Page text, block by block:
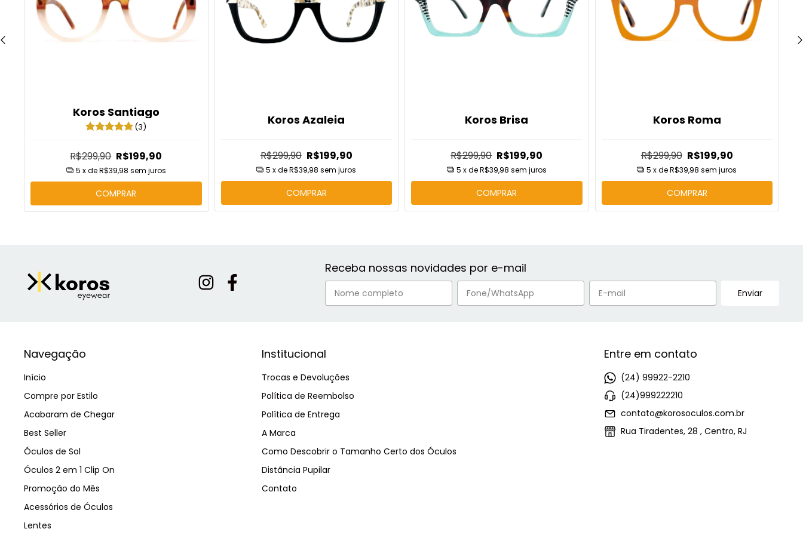
Koros Santiago
(3)
R$299,90 R$199,90
5 x deR$39,98 sem juros
COMPRAR
Koros Azaleia
R$299,90 R$199,90
5 x deR$39,98 sem juros
COMPRAR
Koros Brisa
R$299,90 R$199,90
5 x deR$39,98 sem juros
COMPRAR
Koros Roma
R$299,90 R$199,90
5 x deR$39,98 sem juros
COMPRAR
Receba nossas novidades por e-mail
Navegação
Início
Compre por Estilo
Acabaram de Chegar
Best Seller
Óculos de Sol
Óculos 2 em 1 Clip On
Promoção do Mês
Acessórios de Óculos
Lentes
Institucional
Trocas e Devoluções
Política de Reembolso
Política de Entrega
A Marca
Como Descobrir o Tamanho Certo dos Óculos
Distância Pupilar
Contato
Entre em contato
(24) 99922-2210
(24)999222210
contato@korosoculos.com.br
Rua Tiradentes, 28 , Centro, RJ